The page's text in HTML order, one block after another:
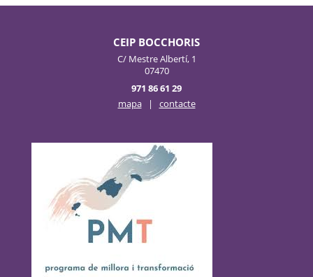
CEIP BOCCHORIS
C/ Mestre Albertí, 1
07470
971 86 61 29
mapa
| contacte